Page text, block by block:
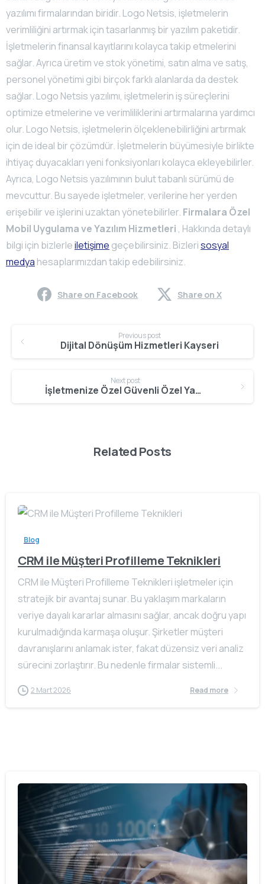
yazılımı firmalarından biridir. Logo Netsis, işletmelerin
verimliliğini artırmak için tasarlanmış bir yazılım paketidir.
İşletmelerin finansal kayıtlarını kolayca takip etmelerini
sağlar. Ayrıca üretim ve stok yönetimi, satın alma ve satış,
personel yönetimi gibi birçok farklı alanlarda da destek
sağlar. Logo Netsis yazılımı, işletmelerin iş süreçlerini
optimize etmelerine ve verimliliklerini artırmalarına yardımcı
olur. Logo Netsis, işletmelerin ölçeklenebilirliğini artırmak
için de ideal bir çözümdür. İşletmelerin büyümesiyle birlikte
ihtiyaç duyacakları yeni fonksiyonları kolayca ekleyebilirler.
Ayrıca, Logo Netsis yazılımının bulut tabanlı sürümü de
mevcuttur. Bu sayede işletmeler, verilerine her yerden
erişebilir ve işlerini uzaktan yönetebilirler. Firmalara Özel
Mobil Uygulama ve Yazılım Hizmetleri , Hakkında detaylı
bilgi için bizlerleiletişime geçebilirsiniz. Bizlerisosyal
medya hesaplarımızdan takip edebilirsiniz.
Share on Facebook Share on X
Reading
Previous post
Dijital Dönüşüm Hizmetleri Kayseri
Next post
İşletmenize Özel Güvenli Özel Yazılım Hizmetleri
Related Posts
Blog
CRM ile Müşteri Profilleme Teknikleri
CRM ile Müşteri Profilleme Teknikleri işletmeler için
stratejik bir avantaj sunar. Bu yaklaşım markaların
veriye dayalı kararlar almasını sağlar, ancak doğru yapı
kurulmadığında karmaşa oluşur. Şirketler müşteri
davranışlarını anlamak ister, fakat düzensiz veri analiz
sürecini zorlaştırır. Bu nedenle firmalar sistemli...
2 Mart 2026 Read more